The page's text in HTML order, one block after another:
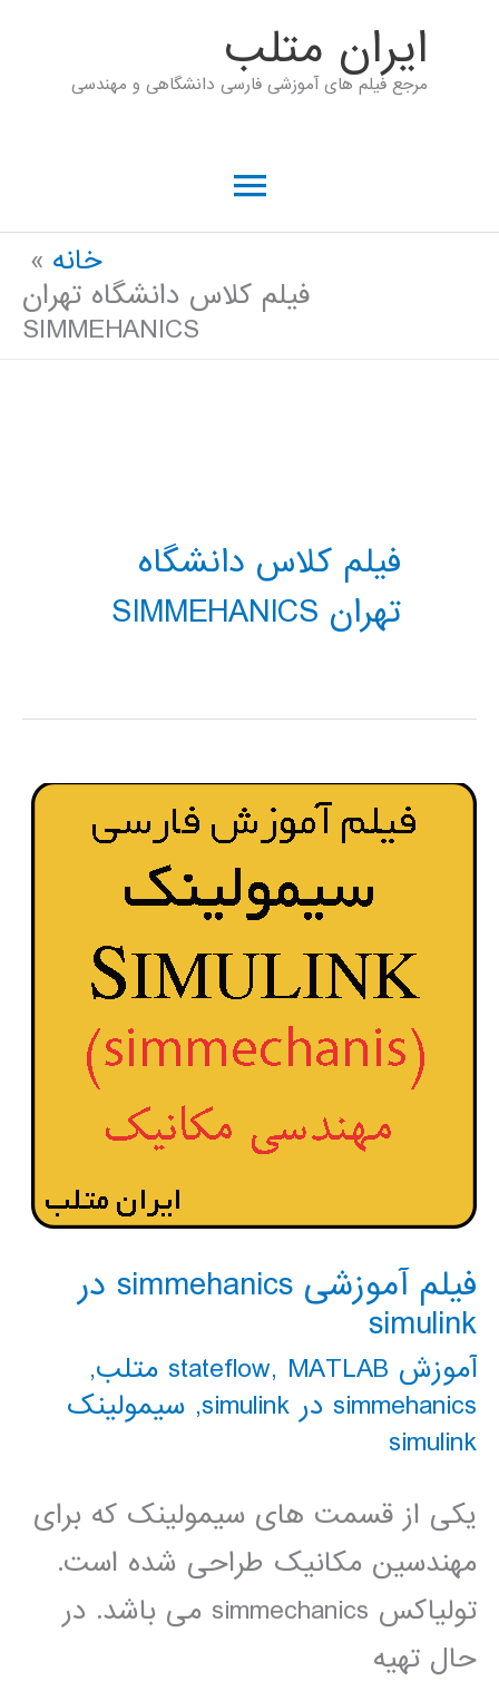
ايران متلب
مرجع فیلم های آموزشی فارسی دانشگاهی و مهندسی
فهرست
خانه
فیلم کلاس دانشگاه تهران
SIMMEHANICS
فیلم کلاس دانشگاه
تهران SIMMEHANICS
فیلم آموزشی simmehanics در
simulink
آموزش stateflow , MATLAB متلب
,
simmehanics در simulink
, سیمولینک
simulink
یکی از قسمت های سیمولینک که برای
مهندسین مکانیک طراحی شده است.
تولیاکس simmechanics می باشد. در
حال تهیه